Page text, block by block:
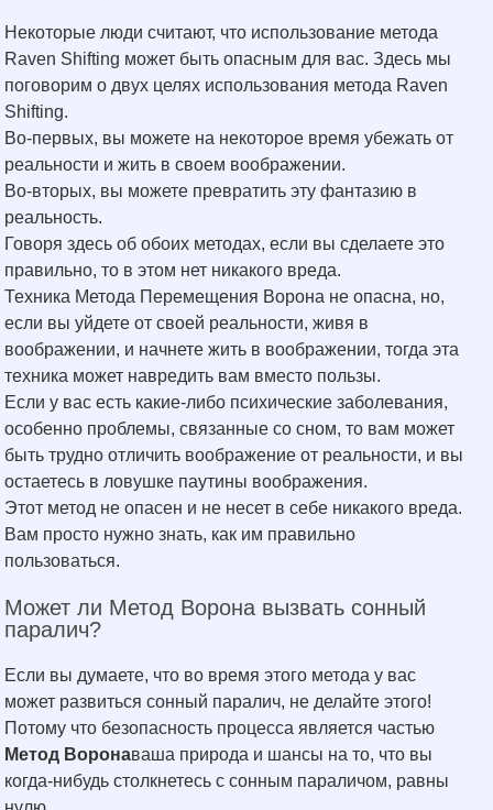
Некоторые люди считают, что использование метода
Raven Shifting может быть опасным для вас. Здесь мы
поговорим о двух целях использования метода Raven
Shifting.
Во-первых, вы можете на некоторое время убежать от
реальности и жить в своем воображении.
Во-вторых, вы можете превратить эту фантазию в
реальность.
Говоря здесь об обоих методах, если вы сделаете это
правильно, то в этом нет никакого вреда.
Техника Метода Перемещения Ворона не опасна, но,
если вы уйдете от своей реальности, живя в
воображении, и начнете жить в воображении, тогда эта
техника может навредить вам вместо пользы.
Если у вас есть какие-либо психические заболевания,
особенно проблемы, связанные со сном, то вам может
быть трудно отличить воображение от реальности, и вы
остаетесь в ловушке паутины воображения.
Этот метод не опасен и не несет в себе никакого вреда.
Вам просто нужно знать, как им правильно
пользоваться.
Может ли Метод Ворона вызвать сонный
паралич?
Если вы думаете, что во время этого метода у вас
может развиться сонный паралич, не делайте этого!
Потому что безопасность процесса является частью
Метод Воронаваша природа и шансы на то, что вы
когда-нибудь столкнетесь с сонным параличом, равны